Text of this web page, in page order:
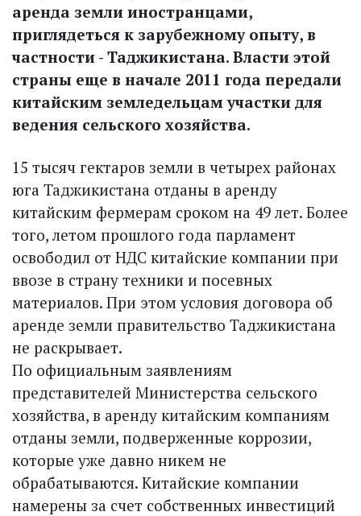
аренда земли иностранцами,
приглядеться к зарубежному опыту, в
частности - Таджикистана. Власти этой
страны еще в начале 2011 года передали
китайским земледельцам участки для
ведения сельского хозяйства.
15 тысяч гектаров земли в четырех районах
юга Таджикистана отданы в аренду
китайским фермерам сроком на 49 лет. Более
того, летом прошлого года парламент
освободил от НДС китайские компании при
ввозе в страну техники и посевных
материалов. При этом условия договора об
аренде земли правительство Таджикистана
не раскрывает.
По официальным заявлениям
представителей Министерства сельского
хозяйства, в аренду китайским компаниям
отданы земли, подверженные коррозии,
которые уже давно никем не
обрабатываются. Китайские компании
намерены за счет собственных инвестиций